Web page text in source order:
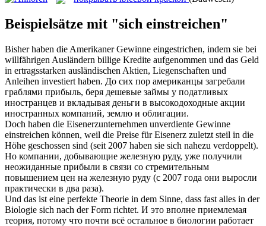
Beispielsätze mit "sich einstreichen"
Bisher haben die Amerikaner Gewinne eingestrichen, indem sie bei
willfährigen Ausländern billige Kredite aufgenommen und das Geld
in ertragsstarken ausländischen Aktien, Liegenschaften und
Anleihen investiert haben. До сих пор американцы загребали
граблями прибыль, беря дешевые займы у податливых
иностранцев и вкладывая деньги в высокодоходные акции
иностранных компаний, землю и облигации.
Doch haben die Eisenerzunternehmen unverdiente Gewinne
einstreichen können, weil die Preise für Eisenerz zuletzt steil in die
Höhe geschossen sind (seit 2007 haben sie sich nahezu verdoppelt).
Но компании, добывающие железную руду, уже получили
неожиданные прибыли в связи со стремительным
повышением цен на железную руду (с 2007 года они выросли
практически в два раза).
Und das ist eine perfekte Theorie in dem Sinne, dass fast alles in der
Biologie sich nach der Form richtet. И это вполне приемлемая
теория, потому что почти всё остальное в биологии работает